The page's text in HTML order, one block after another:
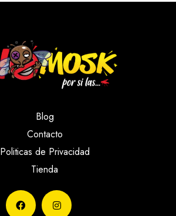
Blog
Contacto
Politicas de Privacidad
Tienda